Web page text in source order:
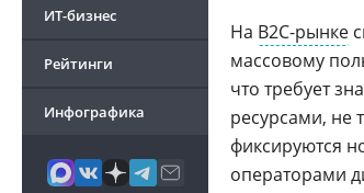
ИТ-бизнес
Рейтинги
Инфографика
На B2C-рынке
массовому
что требует
ресурсами, не
фиксируются
операторами